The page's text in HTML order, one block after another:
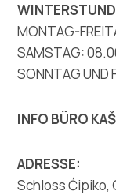
Multimedia
Turistički
Safe in
de
MONTAG-
SAMSTAG:
SONNTAG UND
INFO BÜRO
ADRESSE:
Schloss Ćipiko,